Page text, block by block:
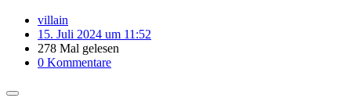
villain
15. Juli 2024 um 11:52
278 Mal gelesen
0 Kommentare